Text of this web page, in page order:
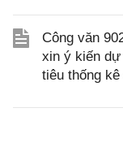
Công văn
xin ý kiến dự
tiêu thống